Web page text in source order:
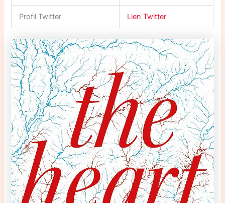
Profil Twitter Lien Twitter